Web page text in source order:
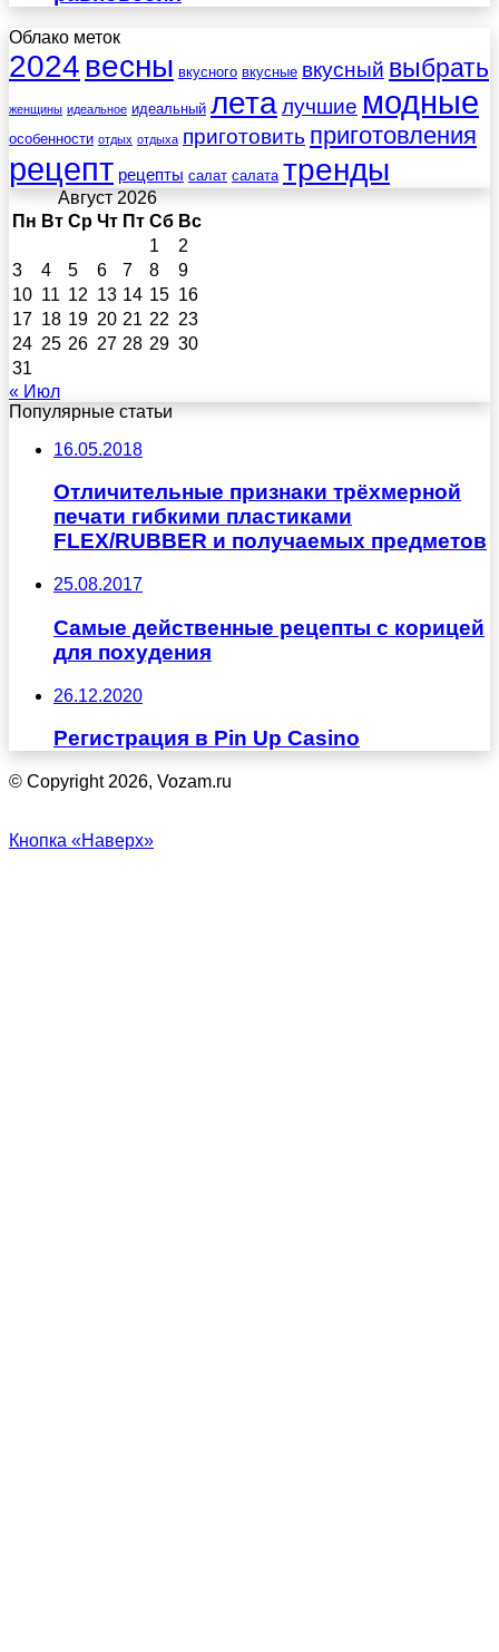
Облако меток
2024 весны вкусного вкусные вкусный выбрать
женщины идеальное идеальный леталучшие модные
особенности отдых отдыха приготовить приготовления
рецепт рецепты салат салата тренды
Август 2026
Пн Вт Ср Чт Пт Сб Вс
1
2
3
4 5 6 7 8
9
10 11 12 13 14 15 16
17 18 19 20 21 22 23
24 25 26 27 28 29 30
31
« Июл
Популярные статьи
16.05.2018
Отличительные признаки трёхмерной
печати гибкими пластиками
FLEX/RUBBER и получаемых предметов
25.08.2017
Самые действенные рецепты с корицей
для похудения
26.12.2020
Регистрация в Pin Up Casino
© Copyright 2026, Vozam.ru
Кнопка «Наверх»